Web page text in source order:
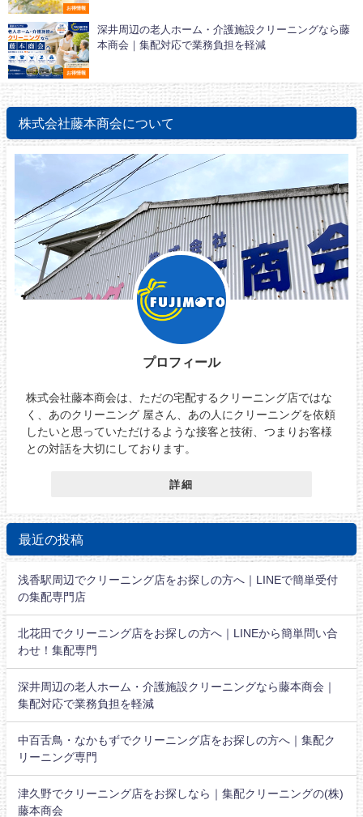
お得情報
お得情報
深井周辺の老人ホーム・介護施設クリーニングなら藤
本商会｜集配対応で業務負担を軽減
株式会社藤本商会について
プロフィール
株式会社藤本商会は、ただの宅配するクリーニング店ではな
く、あのクリーニング 屋さん、あの人にクリーニングを依頼
したいと思っていただけるような接客と技術、つまりお客様
との対話を大切にしております。
詳細
最近の投稿
浅香駅周辺でクリーニング店をお探しの方へ｜LINEで簡単受付
の集配専門店
北花田でクリーニング店をお探しの方へ｜LINEから簡単問い合
わせ！集配専門
深井周辺の老人ホーム・介護施設クリーニングなら藤本商会｜
集配対応で業務負担を軽減
中百舌鳥・なかもずでクリーニング店をお探しの方へ｜集配ク
リーニング専門
津久野でクリーニング店をお探しなら｜集配クリーニングの(株)
藤本商会